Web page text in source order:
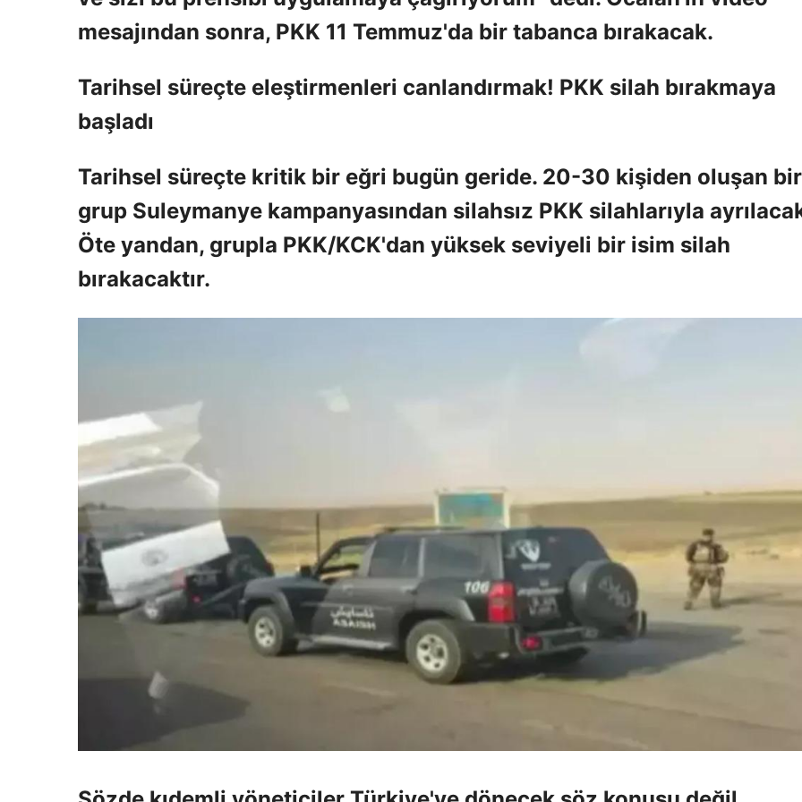
mesajından sonra, PKK 11 Temmuz'da bir tabanca bırakacak.
Tarihsel süreçte eleştirmenleri canlandırmak! PKK silah bırakmaya
başladı
Tarihsel süreçte kritik bir eğri bugün geride. 20-30 kişiden oluşan bir
grup Suleymanye kampanyasından silahsız PKK silahlarıyla
Öte yandan, grupla PKK/KCK'dan yüksek seviyeli bir isim silah
bırakacaktır.